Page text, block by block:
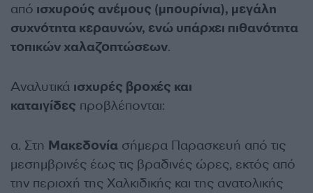
από ισχυρούς ανέμους (μπουρίνια), μεγάλη
συχνότητα κεραυνών, ενώ υπάρχει πιθανότητα
τοπικών χαλαζοπτώσεων.
Αναλυτικά ισχυρές βροχές και
καταιγίδες προβλέπονται:
α. Στη Μακεδονία σήμερα Παρασκευή από τις
μεσημβρινές έως τις βραδινές ώρες, εκτός από
την περιοχή της Χαλκιδικής και της ανατολικής